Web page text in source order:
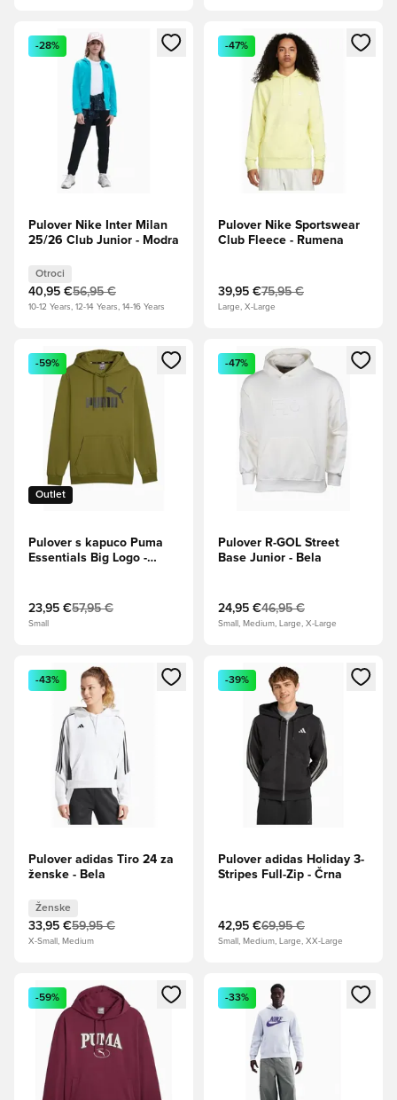
Odpre Modal za prijavo ali vpis kot član
-28%
Pulover Nike Inter Milan
25/26 Club Junior - Modra
Otroci
40,95 €56,95 €
10-12 Years, 12-14 Years, 14-16 Years
Odpre Modal za prijavo ali
-47%
Pulover Nike Sportswear
Club Fleece - Rumena
39,95 €75,95 €
Large, X-Large
Odpre Modal za prijavo ali vpis kot član
Outlet
-59%
Pulover s kapuco Puma
Essentials Big Logo -
23,95 €57,95 €
Small
Odpre Modal za prijavo ali
-47%
Pulover R-GOL Street
Base Junior - Bela
24,95 €46,95 €
Small, Medium, Large, X-Large
Odpre Modal za prijavo ali vpis kot član
-43%
Pulover adidas Tiro 24 za
ženske - Bela
Ženske
33,95 €59,95 €
X-Small, Medium
Odpre Modal za prijavo ali
-39%
Pulover adidas Holiday 3-
Stripes Full-Zip - Črna
42,95 €69,95 €
Small, Medium, Large, XX-Large
Odpre Modal za prijavo ali vpis kot član
-59%
Odpre Modal za prijavo ali
-33%